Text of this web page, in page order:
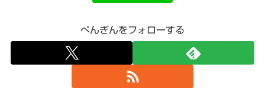
ぺんぎんをフォローする